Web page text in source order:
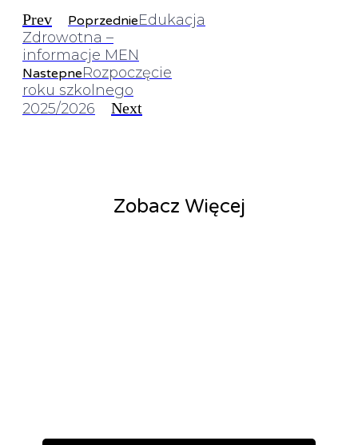
Prev PoprzednieEdukacja
Zdrowotna –
informacje MEN
NastepneRozpoczęcie
roku szkolnego
2025/2026
Next
Zobacz Więcej